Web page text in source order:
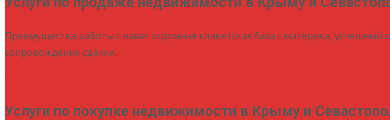
Преимущества работы с нами: огромная клиентская база с материка,
сопровождение сделки.
Услуги по покупке недвижимости в Крыму и